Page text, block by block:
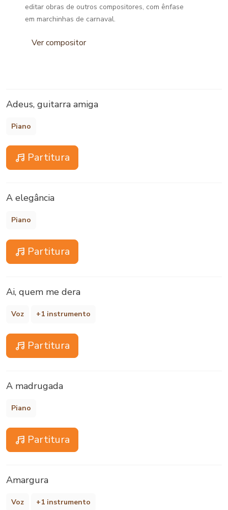
editar obras de outros compositores, com ênfase
em marchinhas de carnaval.
Ver compositor
Adeus, guitarra amiga
Piano
Partitura
A elegância
Piano
Partitura
Ai, quem me dera
Voz +1 instrumento
Partitura
A madrugada
Piano
Partitura
Amargura
Voz +1 instrumento